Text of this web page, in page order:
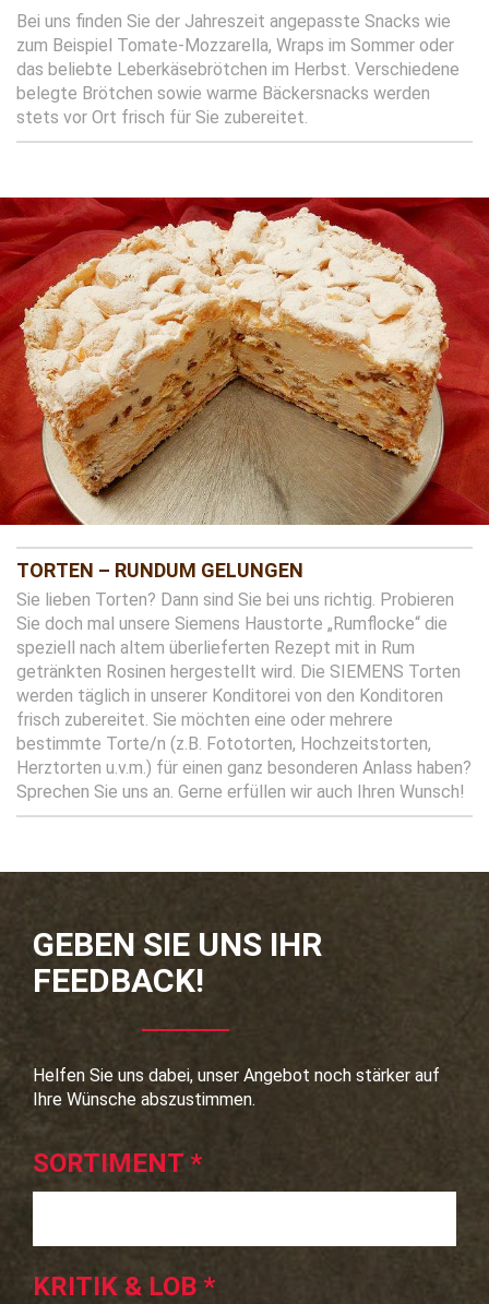
Bei uns finden Sie der Jahreszeit angepasste Snacks wie
zum Beispiel Tomate-Mozzarella, Wraps im Sommer oder
das beliebte Leberkäsebrötchen im Herbst. Verschiedene
belegte Brötchen sowie warme Bäckersnacks werden
stets vor Ort frisch für Sie zubereitet.
TORTEN – RUNDUM GELUNGEN
Sie lieben Torten? Dann sind Sie bei uns richtig. Probieren
Sie doch mal unsere Siemens Haustorte „Rumflocke“ die
speziell nach altem überlieferten Rezept mit in Rum
getränkten Rosinen hergestellt wird. Die SIEMENS Torten
werden täglich in unserer Konditorei von den Konditoren
frisch zubereitet. Sie möchten eine oder mehrere
bestimmte Torte/n (z.B. Fototorten, Hochzeitstorten,
Herztorten u.v.m.) für einen ganz besonderen Anlass haben?
Sprechen Sie uns an. Gerne erfüllen wir auch Ihren Wunsch!
GEBEN SIE UNS IHR
FEEDBACK!
Helfen Sie uns dabei, unser Angebot noch stärker auf
Ihre Wünsche abszustimmen.
SORTIMENT *
KRITIK & LOB *